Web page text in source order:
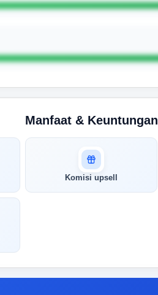
Manfaat & Keuntungan
Komisi upsell